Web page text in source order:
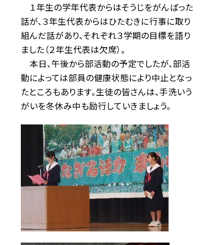
１年生の学年代表からはそうじをがんばった
話が、３年生代表からはひたむきに行事に取り
組んだ話があり、それぞれ３学期の目標を語り
ました（２年生代表は欠席）。
本日、午後から部活動の予定でしたが、部活
動によっては部員の健康状態により中止となっ
たところもあります。生徒の皆さんは、手洗いう
がいを冬休み中も励行していきましょう。